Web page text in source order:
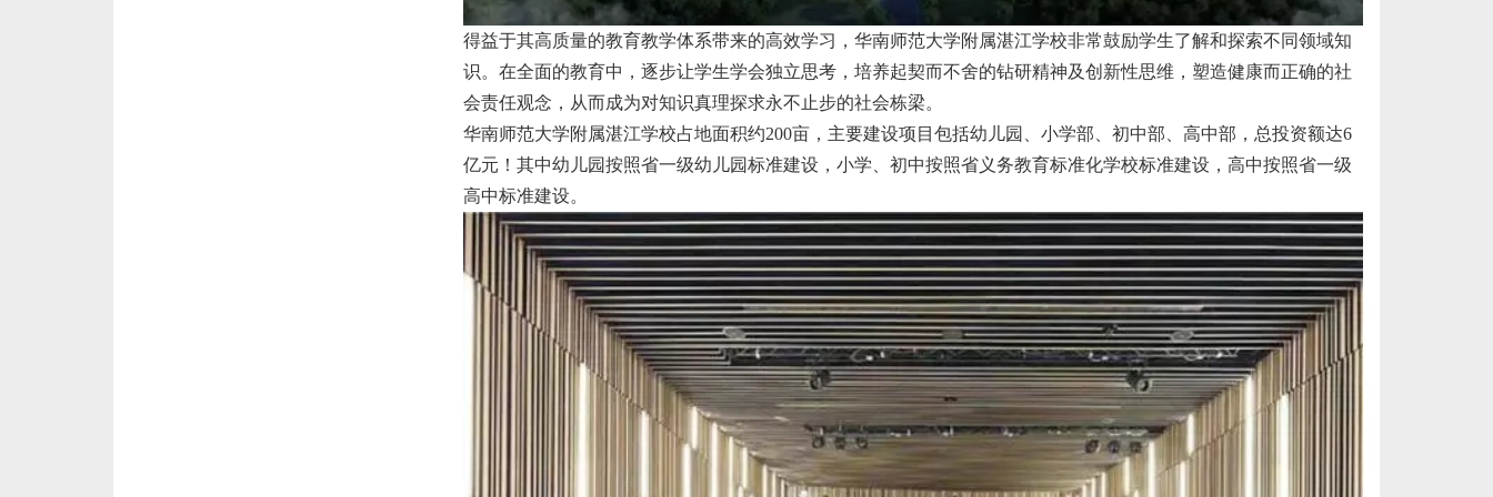
得益于其高质量的教育教学体系带来的高效学习，华南师范大学附属湛江学校非常鼓励学生了解和探索不同领域知
识。在全面的教育中，逐步让学生学会独立思考，培养起契而不舍的钻研精神及创新性思维，塑造健康而正确的社
会责任观念，从而成为对知识真理探求永不止步的社会栋梁。
华南师范大学附属湛江学校占地面积约200亩，主要建设项目包括幼儿园、小学部、初中部、高中部，总投资额达6
亿元！其中幼儿园按照省一级幼儿园标准建设，小学、初中按照省义务教育标准化学校标准建设，高中按照省一级
高中标准建设。